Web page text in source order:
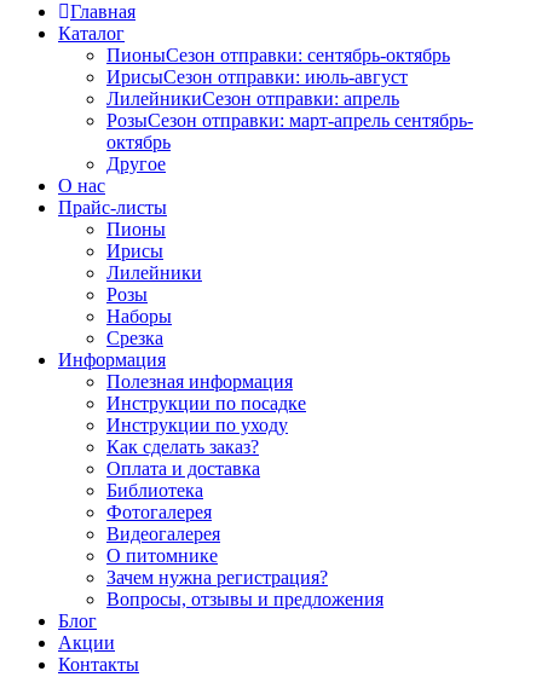
Главная
Каталог
ПионыСезон отправки: сентябрь-октябрь
ИрисыСезон отправки: июль-август
ЛилейникиСезон отправки: апрель
РозыСезон отправки: март-апрель сентябрь-
октябрь
Другое
О нас
Прайс-листы
Пионы
Ирисы
Лилейники
Розы
Наборы
Срезка
Информация
Полезная информация
Инструкции по посадке
Инструкции по уходу
Как сделать заказ?
Оплата и доставка
Библиотека
Фотогалерея
Видеогалерея
О питомнике
Зачем нужна регистрация?
Вопросы, отзывы и предложения
Блог
Акции
Контакты